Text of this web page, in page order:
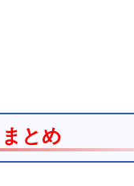
とめ